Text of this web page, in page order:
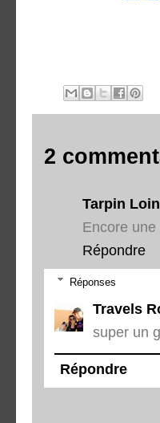
2
Tarpin Loin
Encore
Répondre
Réponses
Travels
super un
Répondre